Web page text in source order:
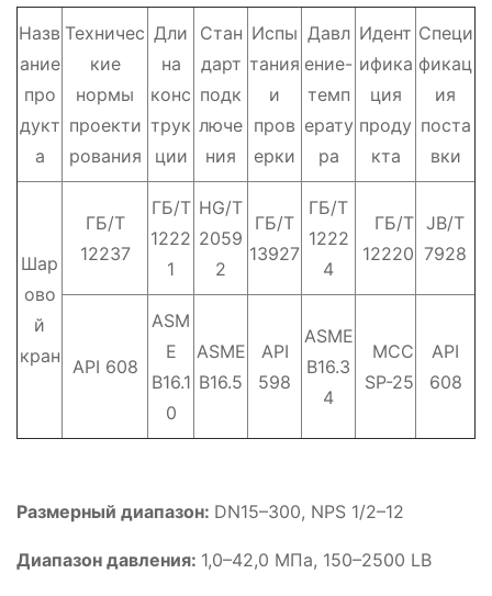
Назв
ание
про
дукт
а
Техничес
кие
нормы
проекти
рования
Дли
на
конс
трук
ции
Стан
дарт
подк
люче
ния
Испы
тания
и
пров
ерки
Давл
ение-
темп
ерату
ра
Идент
ифика
ция
проду
кта
Специ
фикац
ия
поста
вки
Шар
ово
й
кран
ГБ/Т
12237
ГБ/Т
1222
1
HG/T
2059
2
ГБ/Т
13927
ГБ/Т
1222
4
ГБ/Т
12220
JB/T
7928
API 608
ASM
E
B16.1
0
ASME
B16.5
API
598
ASME
B16.3
4
МСС
SP-25
API
608
Размерный диапазон: DN15–300, NPS 1/2–12
Диапазон давления: 1,0–42,0 МПа, 150–2500 LB